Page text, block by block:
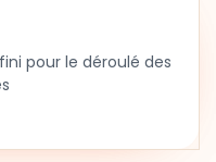
pour le déroulé des